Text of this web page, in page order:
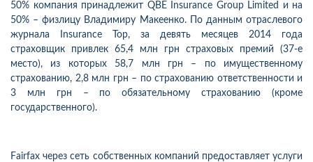
50% компания принадлежит QBE Insurance Group Limited и на
50% – физлицу Владимиру Макеенко. По данным отраслевого
журнала Insurance Top, за девять месяцев 2014 года
страховщик привлек 65,4 млн грн страховых премий (37-е
место), из которых 58,7 млн грн – по имущественному
страхованию, 2,8 млн грн – по страхованию ответственности и
3 млн грн – по обязательному страхованию (кроме
государственного).
Fаirfax через сеть собственных компаний предоставляет услуги